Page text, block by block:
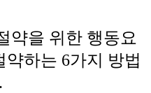
약을 위한 행동요
하는 6가지 방법